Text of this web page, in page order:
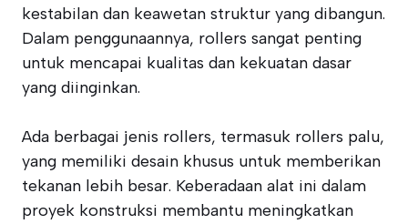
kestabilan dan keawetan struktur yang dibangun.
Dalam penggunaannya, rollers sangat penting
untuk mencapai kualitas dan kekuatan dasar
yang diinginkan.
Ada berbagai jenis rollers, termasuk rollers palu,
yang memiliki desain khusus untuk memberikan
tekanan lebih besar. Keberadaan alat ini dalam
proyek konstruksi membantu meningkatkan